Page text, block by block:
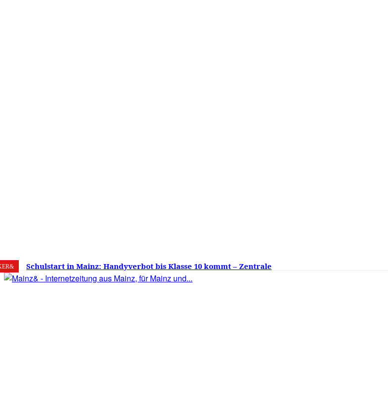
6. August 2026 22.6 Mainz
Schulstart in Mainz: Handyverbot bis Klasse 10 kommt – Zentrale
Versprechen wie Lehrmittelfreiheit und Schuleingangsklassen fehlen